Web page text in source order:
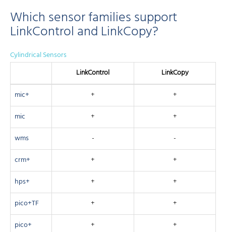
Which sensor families support
LinkControl and LinkCopy?
Cylindrical Sensors
Link­Control
Link­Copy
mic+
+
+
mic
+
+
wms
-
-
crm+
+
+
hps+
+
+
pico+TF
+
+
pico+
+
+